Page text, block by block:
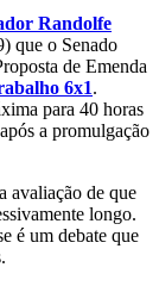
Randolfe
que o Senado
de Emenda
6x1.
para 40 horas
a promulgação
avaliação de que
longo.
é um debate que